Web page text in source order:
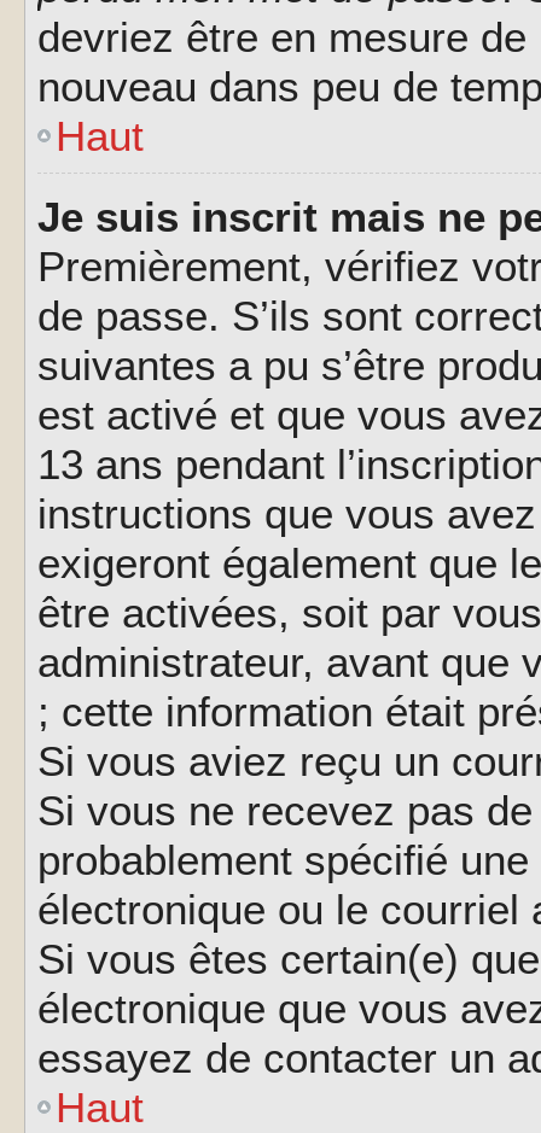
devriez être en mesure
nouveau dans peu de
Haut
Je suis inscrit mais ne
Premièrement, vérifiez
de passe. S’ils sont
suivantes a pu s’être
est activé et que vous
13 ans pendant
instructions que vous
exigeront également que
être activées, soit par
administrateur, avant que
; cette information était
Si vous aviez reçu un
Si vous ne recevez pas
probablement spécifié
électronique ou le courriel
Si vous êtes certain(e)
électronique que vous
essayez de contacter un
Haut